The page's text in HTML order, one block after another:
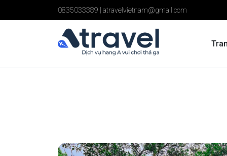
0835033389 | atravelvietnam@gmail.com